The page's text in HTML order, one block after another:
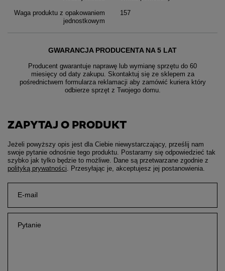
Waga produktu z opakowaniem
jednostkowym
157
GWARANCJA PRODUCENTA NA 5 LAT
Producent gwarantuje naprawę lub wymianę sprzętu do 60
miesięcy od daty zakupu. Skontaktuj się ze sklepem za
pośrednictwem formularza reklamacji aby zamówić kuriera który
odbierze sprzęt z Twojego domu.
ZAPYTAJ O PRODUKT
Jeżeli powyższy opis jest dla Ciebie niewystarczający, prześlij nam
swoje pytanie odnośnie tego produktu. Postaramy się odpowiedzieć tak
szybko jak tylko będzie to możliwe.
Dane są przetwarzane zgodnie z
polityką prywatności . Przesyłając je, akceptujesz jej postanowienia.
E-mail
Pytanie